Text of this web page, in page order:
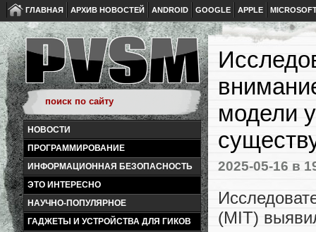
ГЛАВНАЯ АРХИВ НОВОСТЕЙ ANDROID GOOGLE APPLE
НОВОСТИ
ПРОГРАММИРОВАНИЕ
ИНФОРМАЦИОННАЯ БЕЗОПАСНОСТЬ
ЭТО ИНТЕРЕСНО
НАУЧНО-ПОПУЛЯРНОЕ
ГАДЖЕТЫ И УСТРОЙСТВА ДЛЯ ГИКОВ
модели
2025-05-16 в
(MIT)